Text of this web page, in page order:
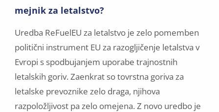
mejnik za letalstvo?
Uredba ReFuelEU za letalstvo je zelo pomemben
politični instrument EU za razogljičenje letalstva v
Evropi s spodbujanjem uporabe trajnostnih
letalskih goriv. Zaenkrat so tovrstna goriva za
letalske prevoznike zelo draga, njihova
razpoložljivost pa zelo omejena. Z novo uredbo je